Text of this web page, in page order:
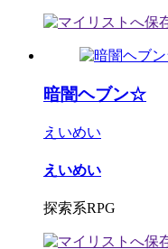
暗闇ヘブン☆
えいめい
えいめい
探索系RPG